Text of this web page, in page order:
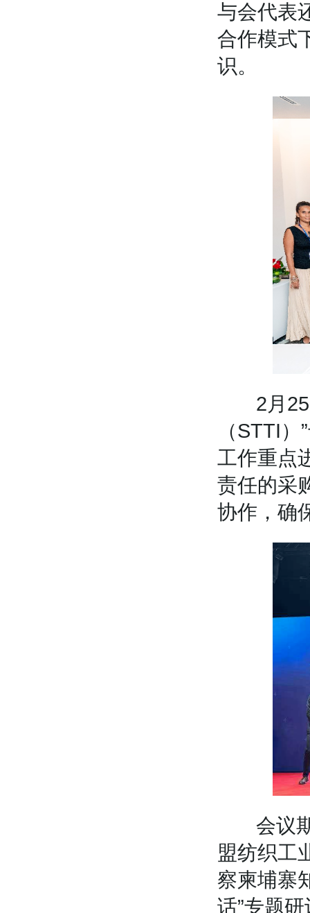
与会代表
合作模式
识。
2月25
（STTI
工作重点
责任的采
协作，确
会议期
盟纺织工
察柬埔寨
话”专题